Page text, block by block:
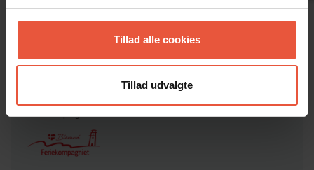
Tillad alle cookies
Tillad udvalgte
Lejeinformation